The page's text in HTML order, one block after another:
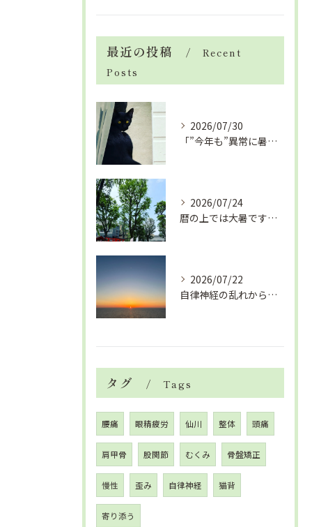
最近の投稿
Recent
Posts
2026/07/30
「”今年も”異常に暑い夏」酷暑+冷房＝夏風邪、腰痛、ひざの痛...
2026/07/24
暦の上では大暑です！腰痛や肩こりから来る頭痛
2026/07/22
自律神経の乱れから生活習慣病、血液循環の滞り
タグ Tags
腰痛 眼精疲労 仙川 整体 頭痛
肩甲骨 股関節 むくみ 骨盤矯正
慢性 歪み 自律神経 猫背
寄り添う